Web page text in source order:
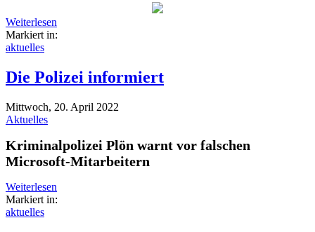
Weiterlesen
Markiert in:
aktuelles
Die Polizei informiert
Mittwoch, 20. April 2022
Aktuelles
Kriminalpolizei Plön warnt vor falschen
Microsoft-Mitarbeitern
Weiterlesen
Markiert in:
aktuelles